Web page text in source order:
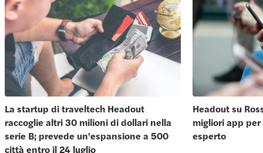
La startup di traveltech Headout
raccoglie altri 30 milioni di dollari nella
serie B; prevede un'espansione a 500
città entro il 24 luglio
Headout su
migliori app
esperto